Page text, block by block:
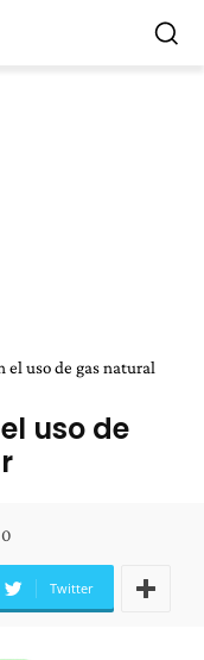
el uso de gas natural
uso de
0
Twitter